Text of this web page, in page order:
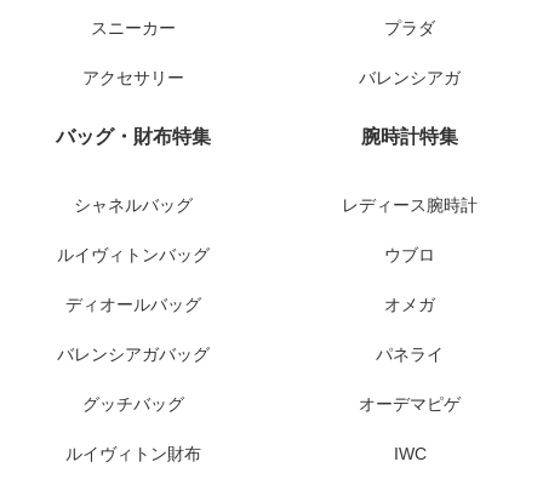
スニーカー
アクセサリー
プラダ
バレンシアガ
バッグ・財布特集
シャネルバッグ
ルイヴィトンバッグ
ディオールバッグ
バレンシアガバッグ
グッチバッグ
ルイヴィトン財布
腕時計特集
レディース腕時計
ウブロ
オメガ
パネライ
オーデマピゲ
IWC